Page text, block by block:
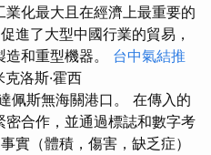
化最大且在經濟上最重要的
進了大型中國行業的貿易，
和重型機器。 台中氣結推
洛斯·霍西
佩斯無海關港口。 在傳入的
合作，並通過標誌和數字考
實（體積，傷害，缺乏症）